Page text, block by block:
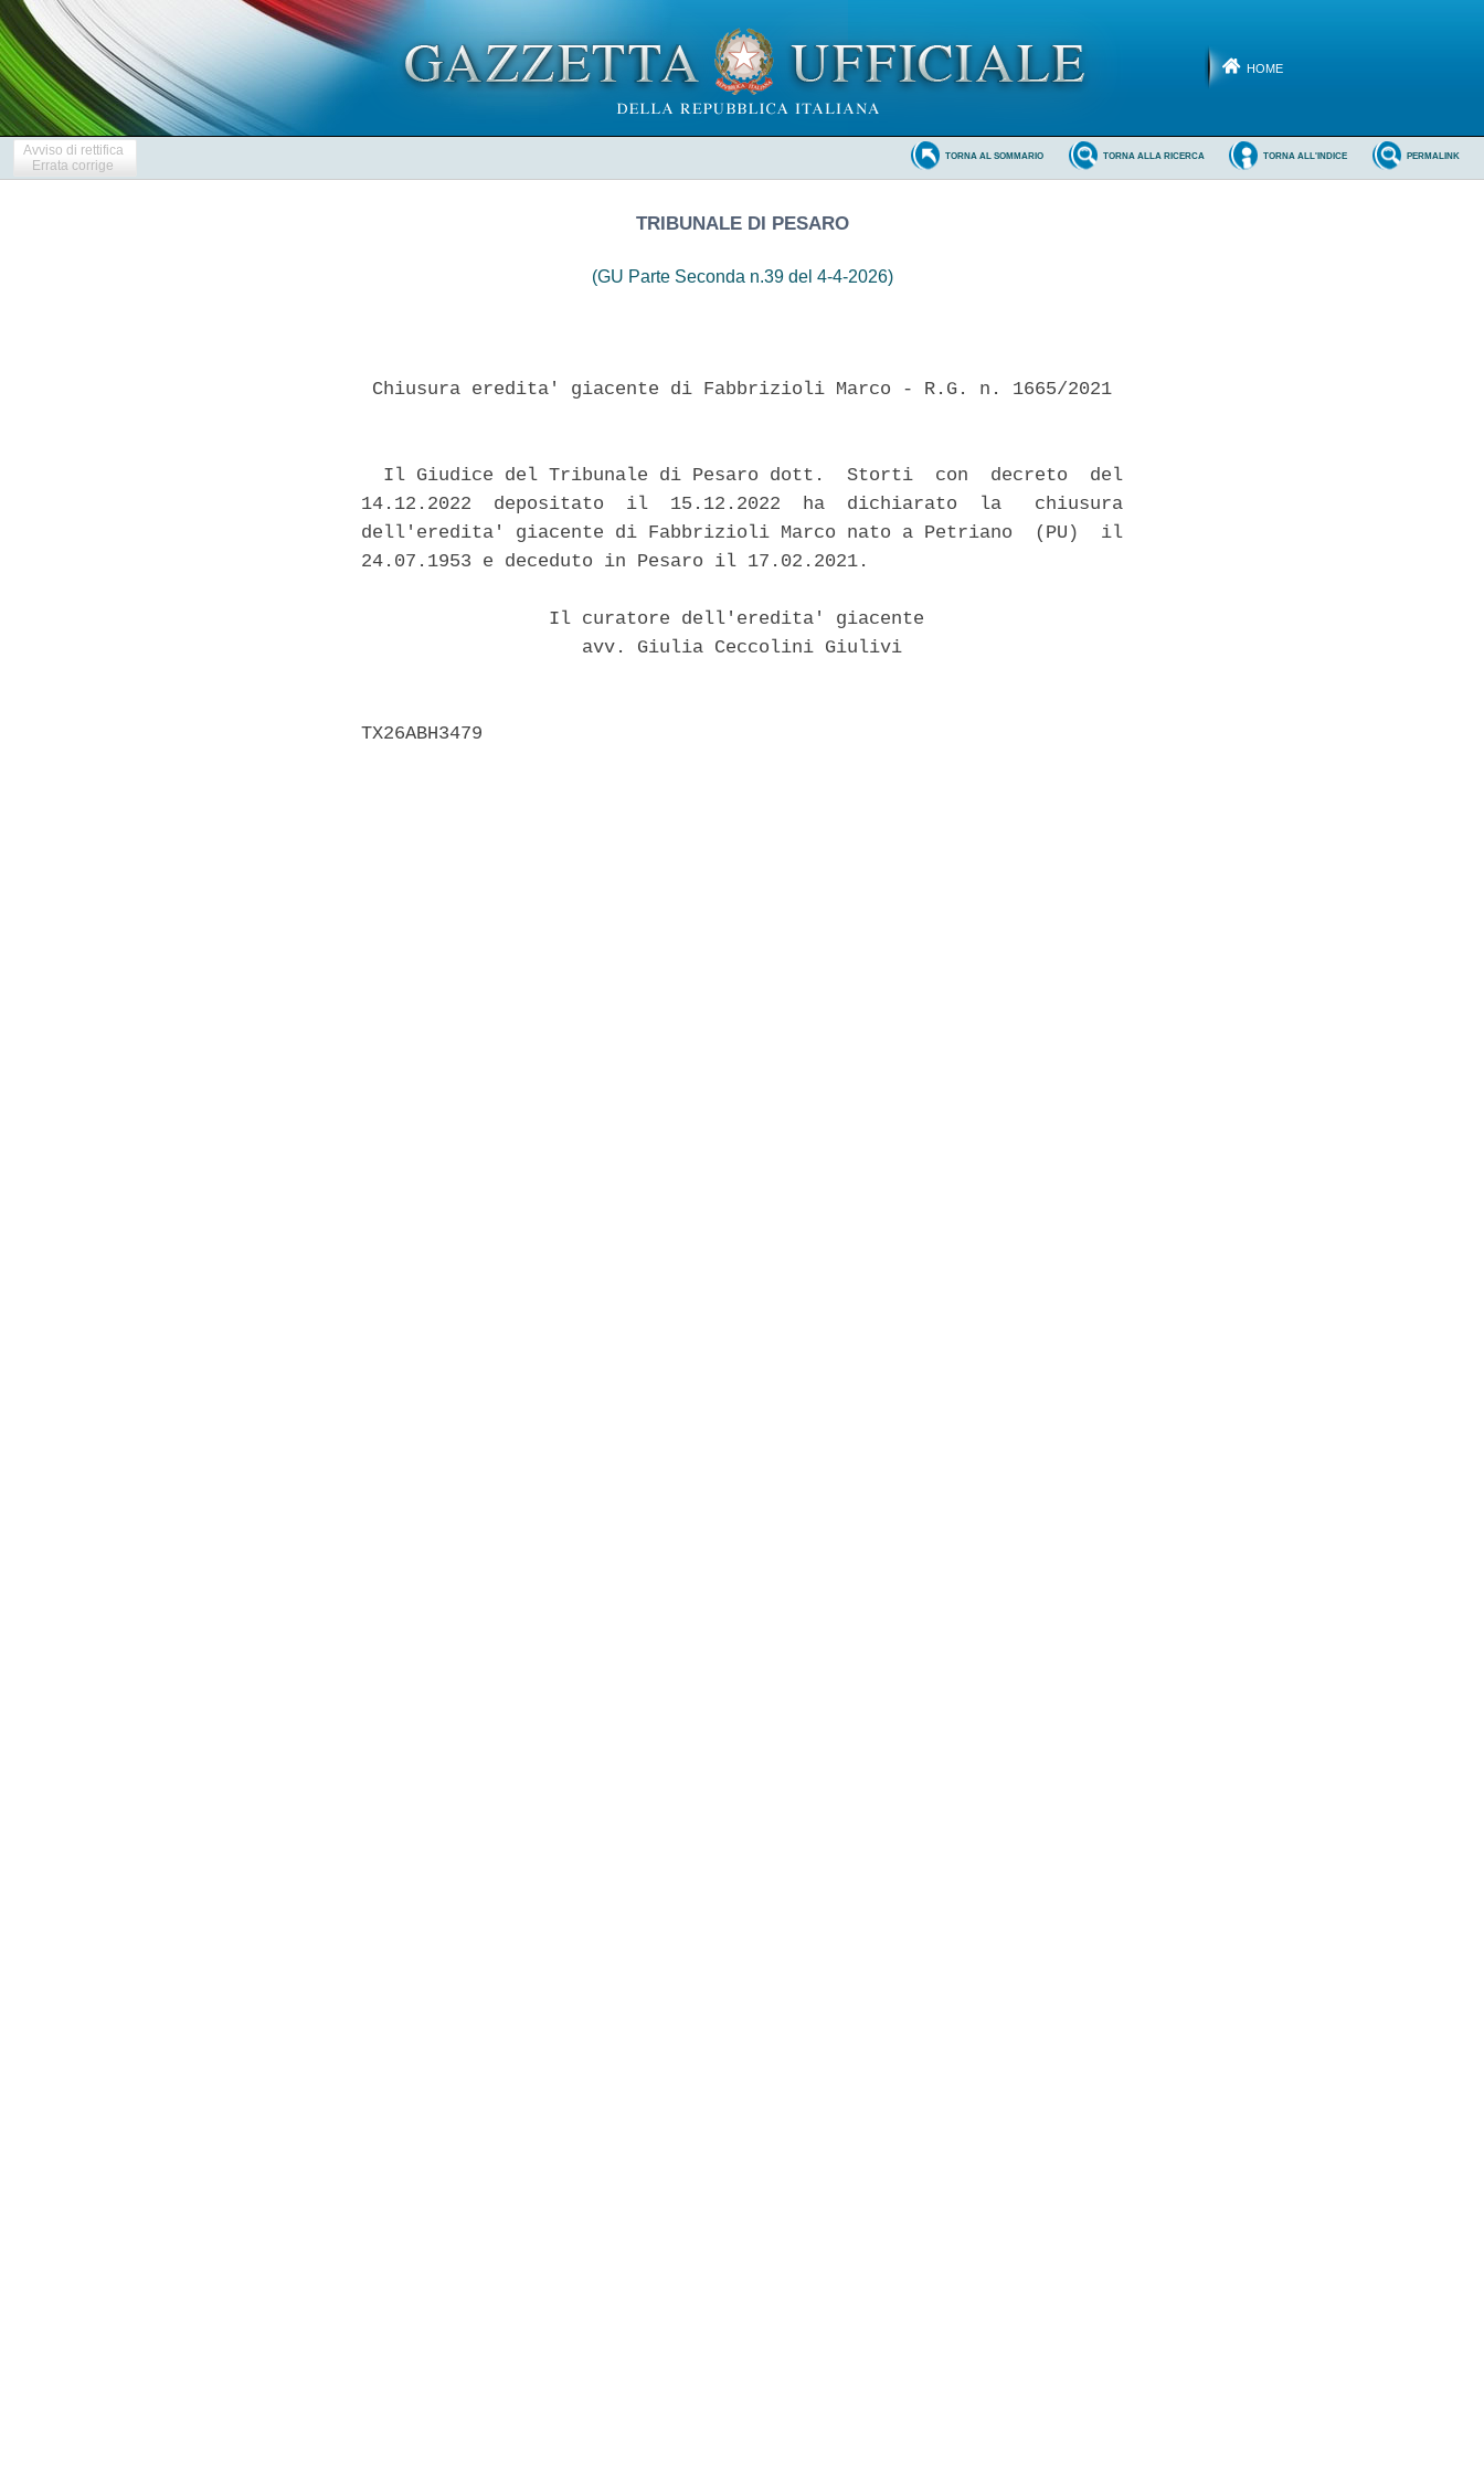
HOME
Avviso di rettifica
Errata corrige
PERMALINK
TORNA ALL'INDICE
TORNA ALLA RICERCA
TORNA AL SOMMARIO
TRIBUNALE DI PESARO
(GU Parte Seconda n.39 del 4-4-2026)
Chiusura eredita' giacente di Fabbrizioli Marco - R.G. n. 1665/2021
  Il Giudice del Tribunale di Pesaro dott.  Storti  con  decreto  del
14.12.2022  depositato  il  15.12.2022  ha  dichiarato  la   chiusura
dell'eredita' giacente di Fabbrizioli Marco nato a Petriano  (PU)  il
24.07.1953 e deceduto in Pesaro il 17.02.2021.
                 Il curatore dell'eredita' giacente
                    avv. Giulia Ceccolini Giulivi